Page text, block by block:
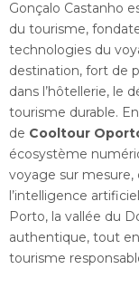
Gonçalo Castanho
du tourisme,
technologies du
destination, fort de
dans l’hôtellerie, le
tourisme durable.
de Cooltour
écosystème
voyage sur
l’intelligence
Porto, la vallée du
authentique, tout
tourisme